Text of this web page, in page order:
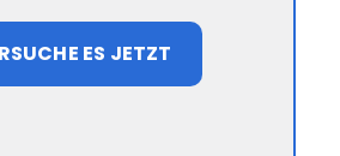
ES JETZT